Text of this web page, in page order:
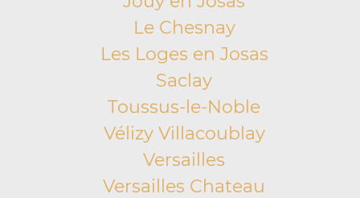
Le Chesnay
Les Loges en Josas
Saclay
Toussus-le-Noble
Vélizy Villacoublay
Versailles
Versailles Chateau